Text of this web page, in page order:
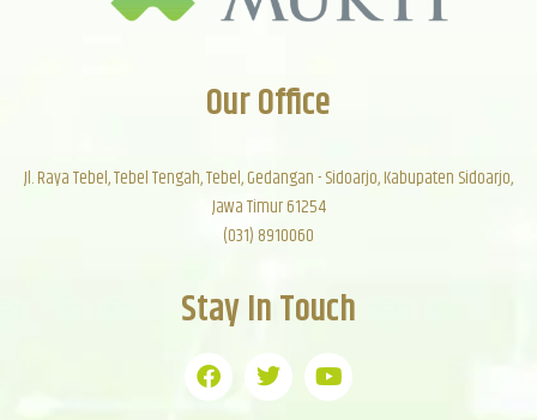
Our Office
Jl. Raya Tebel, Tebel Tengah, Tebel, Gedangan - Sidoarjo, Kabupaten Sidoarjo,
Jawa Timur 61254
(031) 8910060
Stay In Touch